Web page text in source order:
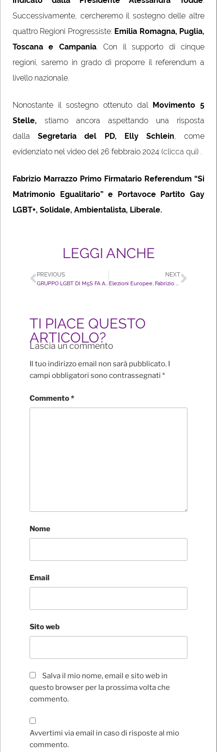
Successivamente, cercheremo il sostegno delle altre
quattro Regioni Progressiste: Emilia Romagna, Puglia,
Toscana e Campania. Con il supporto di cinque
regioni, saremo in grado di proporre il referendum a
livello nazionale.
Nonostante il sostegno ottenuto dal Movimento 5
Stelle, stiamo ancora aspettando una risposta
dallaSegretaria del PD, Elly Schlein , come
evidenziato nel video del 26 febbraio 2024 (clicca qui) .
Fabrizio Marrazzo Primo Firmatario Referendum “Si
Matrimonio Egualitario” e Portavoce Partito Gay
LGBT+, Solidale, Ambientalista, Liberale.
LEGGI ANCHE
PREVIOUS NEXT
TI PIACE QUESTO
ARTICOLO?
Lascia un commento
Il tuo indirizzo email non sarà pubblicato. I
campi obbligatori sono contrassegnati *
Commento*
Nome
Email
Sito web
Salva il mio nome, email e sito web in
questo browser per la prossima volta che
commento.
Avvertimi via email in caso di risposte al mio
commento.